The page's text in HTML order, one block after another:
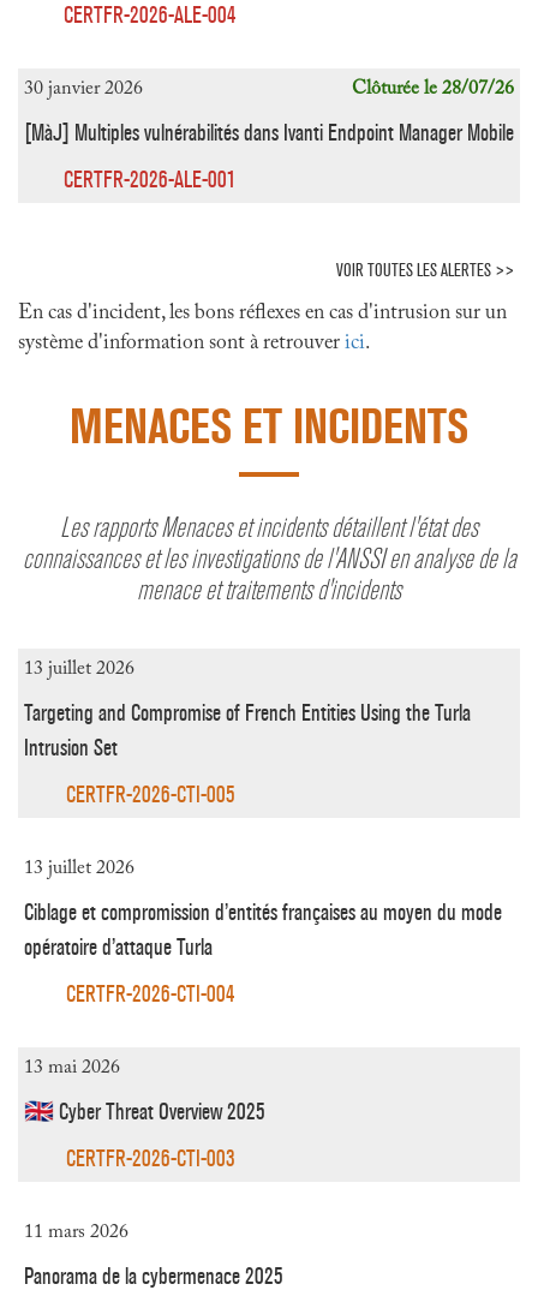
CERTFR-2026-ALE-004
30 janvier 2026
CERTFR-2026-ALE-001
[MàJ] Multiples vulnérabilités dans Ivanti Endpoint Manager Mobile
Clôturée le 28/07/26
VOIR TOUTES LES ALERTES >>
En cas d'incident, les bons réflexes en cas d'intrusion sur un
système d'information sont à retrouver ici.
MENACES ET INCIDENTS
Les rapports Menaces et incidents détaillent l'état des
connaissances et les investigations de l'ANSSI en analyse de la
menace et traitements d'incidents
13 juillet 2026
CERTFR-2026-CTI-005
Targeting and Compromise of French Entities Using the Turla
Intrusion Set
13 juillet 2026
CERTFR-2026-CTI-004
Ciblage et compromission d’entités françaises au moyen du mode
opératoire d’attaque Turla
13 mai 2026
CERTFR-2026-CTI-003
🇬🇧 Cyber Threat Overview 2025
11 mars 2026
Panorama de la cybermenace 2025